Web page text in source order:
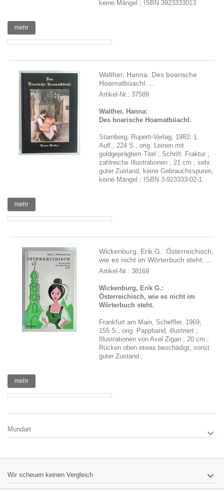
keine Mängel ; ISBN 3923333013
mehr
Walther, Hanna: Des boarische
Hoamatbüachl. ...
Artikel-Nr.: 37589
Walther, Hanna:
Des boarische Hoamatbüachl.
Starnberg, Ruperti-Verlag, 1983; 1.
Aufl., 224 S., orig. Leinen mit
goldgeprägtem Titel ; Schrift: Fraktur ;
zahlreiche Illustrationen ; 21 cm ; sehr
guter Zustand, keine Gebrauchsspuren,
keine Mängel ; ISBN 3-923333-02-1
mehr
Wickenburg, Erik G.: Österreichisch,
wie es nicht im Wörterbuch steht. ...
Artikel-Nr.: 38169
Wickenburg, Erik G.:
Österreichisch, wie es nicht im
Wörterbuch steht.
Frankfurt am Main, Scheffler, 1969;
155 S., orig. Pappband, illustriert ;
Illustrationen von Axel Zigan ; 20 cm ;
Rücken oben etwas beschädigt, sonst
guter Zustand ;
mehr
Mundart
Wir scheuen keinen Vergleich